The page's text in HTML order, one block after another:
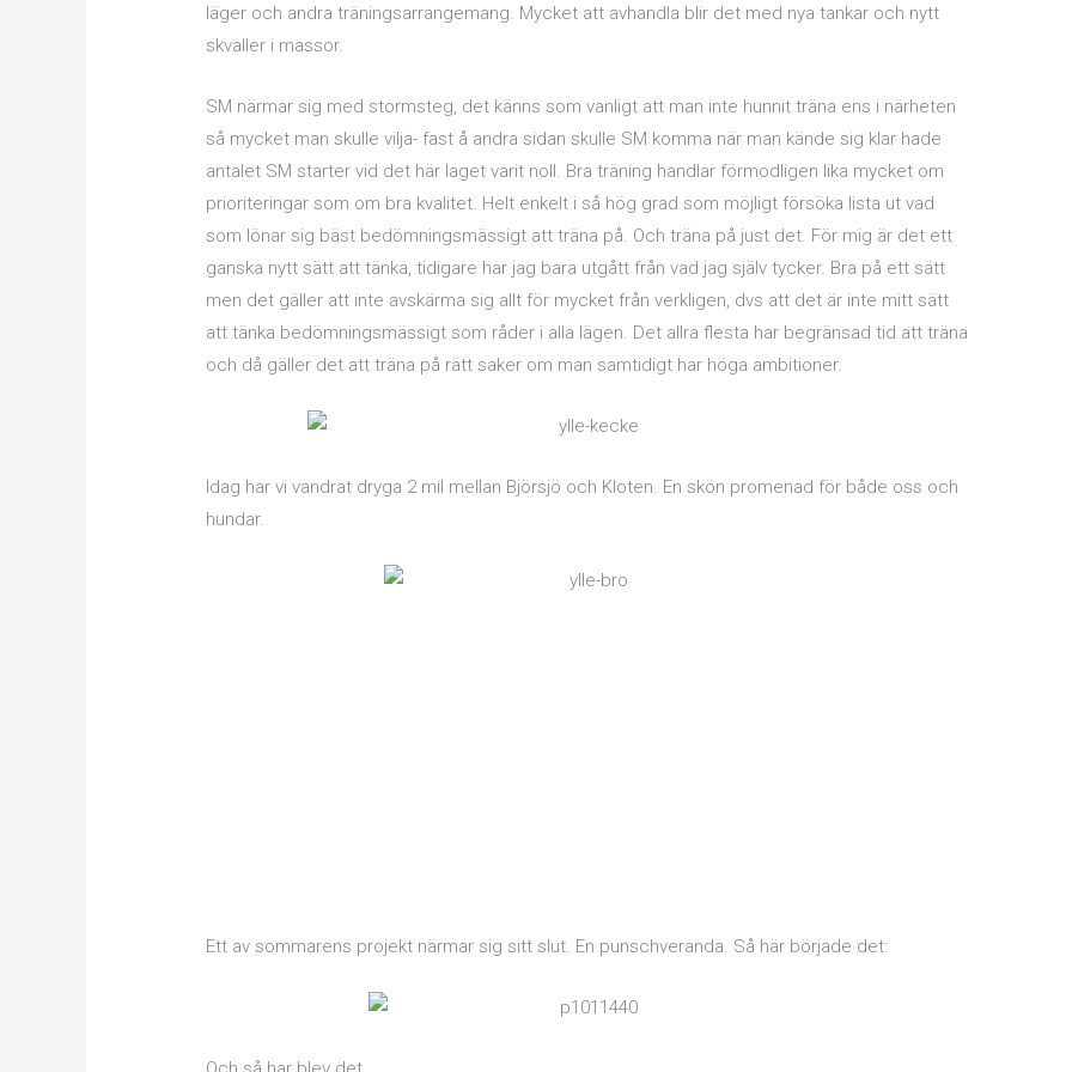
läger och andra träningsarrangemang. Mycket att avhandla blir det med nya tankar och nytt
skvaller i massor.
SM närmar sig med stormsteg, det känns som vanligt att man inte hunnit träna ens i närheten
så mycket man skulle vilja- fast å andra sidan skulle SM komma när man kände sig klar hade
antalet SM starter vid det här laget varit noll. Bra träning handlar förmodligen lika mycket om
prioriteringar som om bra kvalitet. Helt enkelt i så hög grad som möjligt försöka lista ut vad
som lönar sig bäst bedömningsmässigt att träna på. Och träna på just det. För mig är det ett
ganska nytt sätt att tänka, tidigare har jag bara utgått från vad jag själv tycker. Bra på ett sätt
men det gäller att inte avskärma sig allt för mycket från verkligen, dvs att det är inte mitt sätt
att tänka bedömningsmässigt som råder i alla lägen. Det allra flesta har begränsad tid att träna
och då gäller det att träna på rätt saker om man samtidigt har höga ambitioner.
Idag har vi vandrat dryga 2 mil mellan Björsjö och Kloten. En skön promenad för både oss och
hundar.
Ett av sommarens projekt närmar sig sitt slut. En punschveranda. Så här började det: